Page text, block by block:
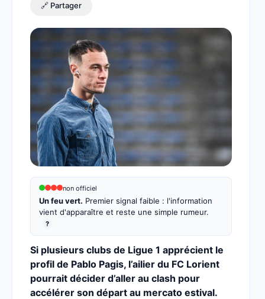
🔗 Partager
non officiel
Un feu vert. Premier signal faible : l'information
vient d'apparaître et reste une simple rumeur.
?
Si plusieurs clubs de Ligue 1 apprécient le
profil de Pablo Pagis, l’ailier du FC Lorient
pourrait décider d’aller au clash pour
accélérer son départ au mercato estival.